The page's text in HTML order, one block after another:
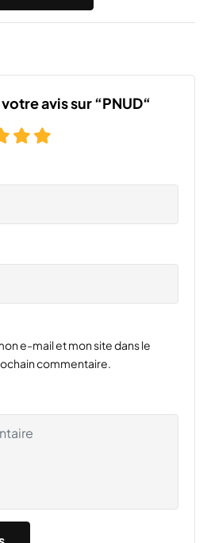
avis sur “PNUD“
e-mail et mon site dans le
commentaire.